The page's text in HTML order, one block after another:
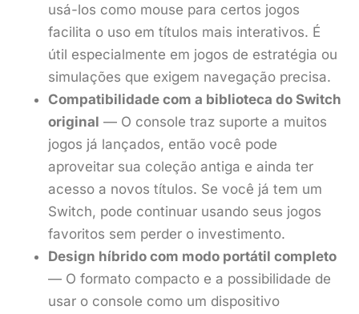
usá-los como mouse para certos jogos
facilita o uso em títulos mais interativos. É
útil especialmente em jogos de estratégia ou
simulações que exigem navegação precisa.
Compatibilidade com a biblioteca do Switch
original — O console traz suporte a muitos
jogos já lançados, então você pode
aproveitar sua coleção antiga e ainda ter
acesso a novos títulos. Se você já tem um
Switch, pode continuar usando seus jogos
favoritos sem perder o investimento.
Design híbrido com modo portátil completo
— O formato compacto e a possibilidade de
usar o console como um dispositivo